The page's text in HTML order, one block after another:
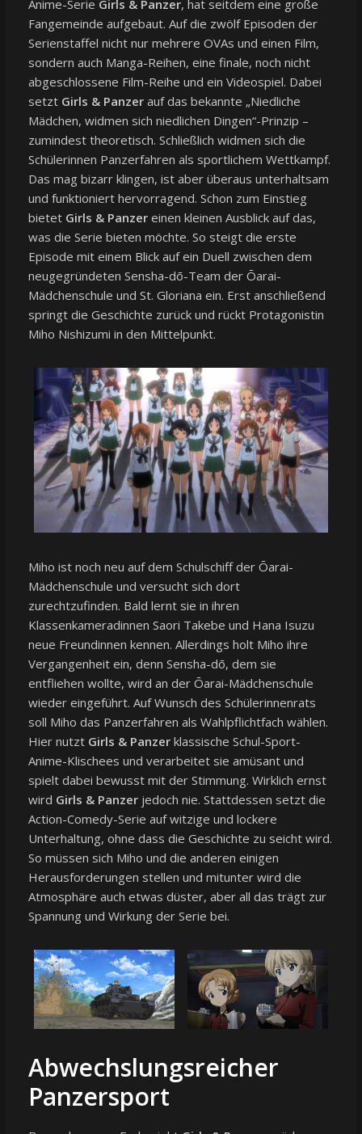
Anime-Serie Girls & Panzer, hat seitdem eine große
Fangemeinde aufgebaut. Auf die zwölf Episoden der
Serienstaffel nicht nur mehrere OVAs und einen Film,
sondern auch Manga-Reihen, eine finale, noch nicht
abgeschlossene Film-Reihe und ein Videospiel. Dabei
setzt Girls & Panzerauf das bekannte „Niedliche
Mädchen, widmen sich niedlichen Dingen“-Prinzip –
zumindest theoretisch. Schließlich widmen sich die
Schülerinnen Panzerfahren als sportlichem Wettkampf.
Das mag bizarr klingen, ist aber überaus unterhaltsam
und funktioniert hervorragend. Schon zum Einstieg
bietet Girls & Panzereinen kleinen Ausblick auf das,
was die Serie bieten möchte. So steigt die erste
Episode mit einem Blick auf ein Duell zwischen dem
neugegründeten Sensha-dō-Team der Ōarai-
Mädchenschule und St. Gloriana ein. Erst anschließend
springt die Geschichte zurück und rückt Protagonistin
Miho Nishizumi in den Mittelpunkt.
Miho ist noch neu auf dem Schulschiff der Ōarai-
Mädchenschule und versucht sich dort
zurechtzufinden. Bald lernt sie in ihren
Klassenkameradinnen Saori Takebe und Hana Isuzu
neue Freundinnen kennen. Allerdings holt Miho ihre
Vergangenheit ein, denn Sensha-dō, dem sie
entfliehen wollte, wird an der Ōarai-Mädchenschule
wieder eingeführt. Auf Wunsch des Schülerinnenrats
soll Miho das Panzerfahren als Wahlpflichtfach wählen.
Hier nutzt Girls & Panzerklassische Schul-Sport-
Anime-Klischees und verarbeitet sie amüsant und
spielt dabei bewusst mit der Stimmung. Wirklich ernst
wird Girls & Panzerjedoch nie. Stattdessen setzt die
Action-Comedy-Serie auf witzige und lockere
Unterhaltung, ohne dass die Geschichte zu seicht wird.
So müssen sich Miho und die anderen einigen
Herausforderungen stellen und mitunter wird die
Atmosphäre auch etwas düster, aber all das trägt zur
Spannung und Wirkung der Serie bei.
Abwechslungsreicher
Panzersport